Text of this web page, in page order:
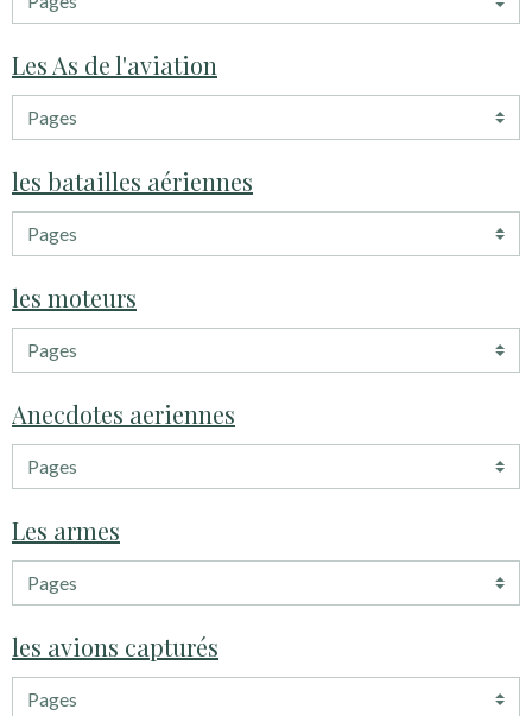
Les As de l'aviation
les batailles aériennes
les moteurs
Anecdotes aeriennes
Les armes
les avions capturés